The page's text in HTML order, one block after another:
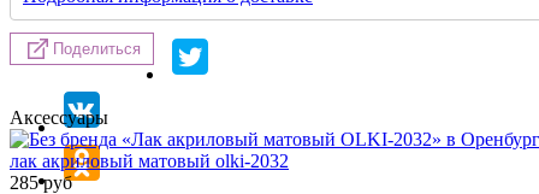
Поделиться
Аксессуары
лак акриловый матовый olki-2032
285 руб